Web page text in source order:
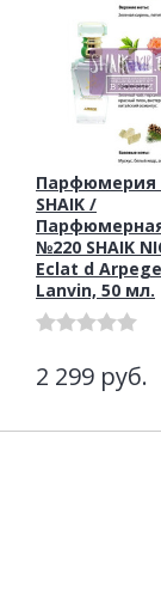
Парфюмерия
SHAIK /
№220 SHAIK
Eclat d Arpege
Lanvin, 50 мл.
2 299 руб.